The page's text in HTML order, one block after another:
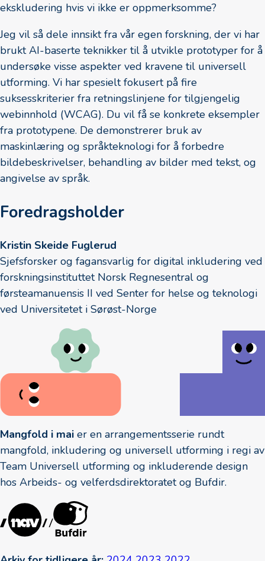
ekskludering hvis vi ikke er oppmerksomme?
Jeg vil så dele innsikt fra vår egen forskning, der vi har
brukt AI-baserte teknikker til å utvikle prototyper for å
undersøke visse aspekter ved kravene til universell
utforming. Vi har spesielt fokusert på fire
suksesskriterier fra retningslinjene for tilgjengelig
webinnhold (WCAG). Du vil få se konkrete eksempler
fra prototypene. De demonstrerer bruk av
maskinlæring og språkteknologi for å forbedre
bildebeskrivelser, behandling av bilder med tekst, og
angivelse av språk.
Foredragsholder
Kristin Skeide Fuglerud
Sjefsforsker og fagansvarlig for digital inkludering ved
forskningsinstituttet Norsk Regnesentral og
førsteamanuensis II ved Senter for helse og teknologi
ved Universitetet i Sørøst-Norge
Mangfold i mai er en arrangementsserie rundt
mangfold, inkludering og universell utforming i regi av
Team Universell utforming og inkluderende design
hos Arbeids- og velferdsdirektoratet og Bufdir.